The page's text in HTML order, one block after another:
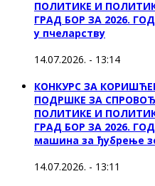
ПОЛИТИКЕ И
ГРАД БОР ЗА 2026.
у пчеларству
14.07.2026. - 13:14
КОНКУРС ЗА
ПОДРШКЕ ЗА
ПОЛИТИКЕ И
ГРАД БОР ЗА 2026.
машина за ђубрење
14.07.2026. - 13:11